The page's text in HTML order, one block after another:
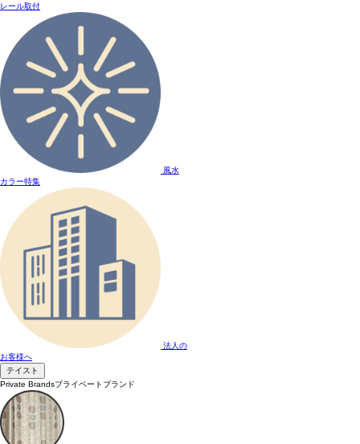
レール取付
風水
カラー特集
法人の
お客様へ
テイスト
Private Brandsプライベートブランド